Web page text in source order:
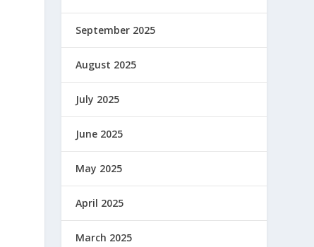
September 2025
August 2025
July 2025
June 2025
May 2025
April 2025
March 2025